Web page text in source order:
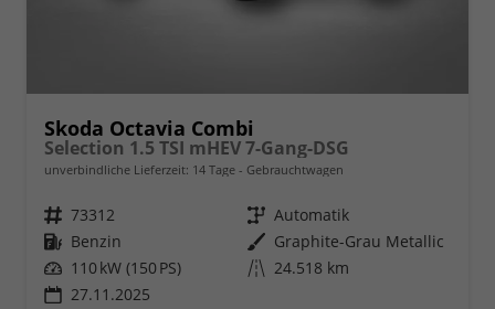
Skoda Octavia Combi
Selection 1.5 TSI mHEV 7-Gang-DSG
unverbindliche Lieferzeit: 14 Tage Gebrauchtwagen
Fahrzeugnr. 73312 Getriebe Automatik
Kraftstoff Benzin Außenfarbe Graphite-Grau Metallic
Leistung 110 kW (150 PS) Kilometerstand 24.518 km
27.11.2025